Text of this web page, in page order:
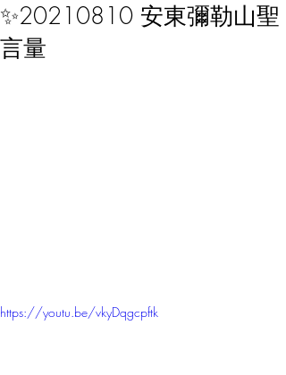
✨20210810 安東彌勒山聖
言量
https://youtu.be/vkyDqgcpftk